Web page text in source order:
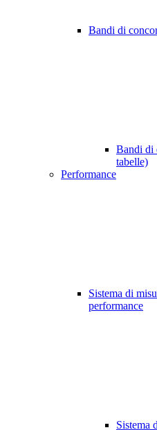
Bandi di
Bandi di
tabelle)
Performance
Sistema di
performance
Sistema